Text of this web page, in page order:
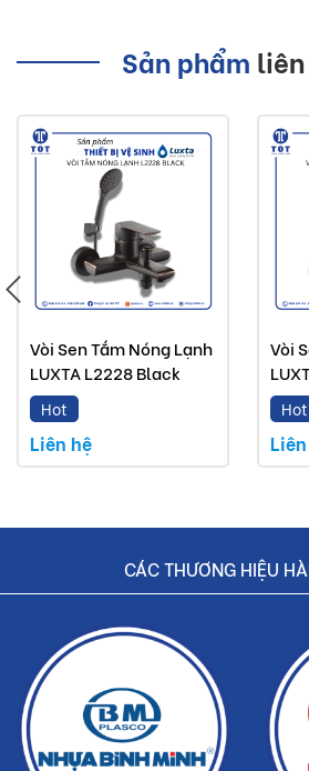
Sản phẩm
Vòi Sen Tắm Nóng Lạnh
LUXTA L2228 Black
Hot
Liên hệ
Vòi
Hot
CÁC THƯƠNG HIỆU